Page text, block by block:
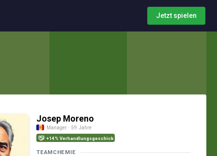
Jetzt spielen
Josep Moreno
Manager · 59 Jahre
+14% Verhandlungsgeschick
TEAMCHEMIE